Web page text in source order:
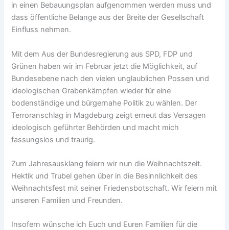
in einen Bebauungsplan aufgenommen werden muss und
dass öffentliche Belange aus der Breite der Gesellschaft
Einfluss nehmen.
Mit dem Aus der Bundesregierung aus SPD, FDP und
Grünen haben wir im Februar jetzt die Möglichkeit, auf
Bundesebene nach den vielen unglaublichen Possen und
ideologischen Grabenkämpfen wieder für eine
bodenständige und bürgernahe Politik zu wählen. Der
Terroranschlag in Magdeburg zeigt erneut das Versagen
ideologisch geführter Behörden und macht mich
fassungslos und traurig.
Zum Jahresausklang feiern wir nun die Weihnachtszeit.
Hektik und Trubel gehen über in die Besinnlichkeit des
Weihnachtsfest mit seiner Friedensbotschaft. Wir feiern mit
unseren Familien und Freunden.
Insofern wünsche ich Euch und Euren Familien für die